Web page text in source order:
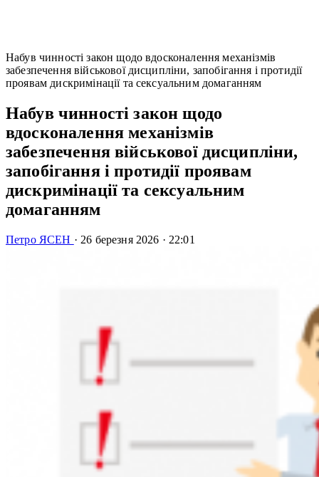
Набув чинності закон щодо вдосконалення механізмів
забезпечення військової дисципліни, запобігання і протидії
проявам дискримінації та сексуальним домаганням
Набув чинності закон щодо
вдосконалення механізмів
забезпечення військової дисципліни,
запобігання і протидії проявам
дискримінації та сексуальним
домаганням
Петро ЯСЕН · 26 березня 2026 · 22:01